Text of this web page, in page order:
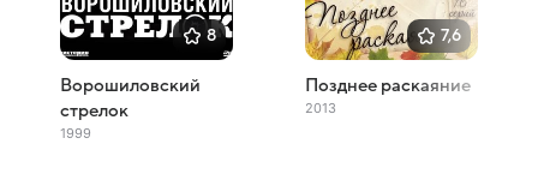
8
Ворошиловский
стрелок
1999
7,6
Позднее раскаяние
2013